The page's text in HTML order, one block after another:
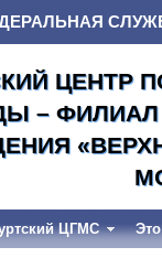
ЦЕНТР
–
ЦГМС